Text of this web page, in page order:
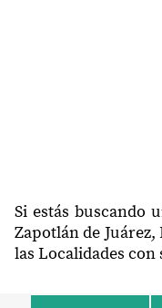
Si estás buscando
Zapotlán de
las Localidades con